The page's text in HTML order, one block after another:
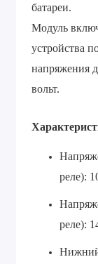
батареи.
Модуль
устройства
напряжения
вольт.
реле):
реле):
Нижний